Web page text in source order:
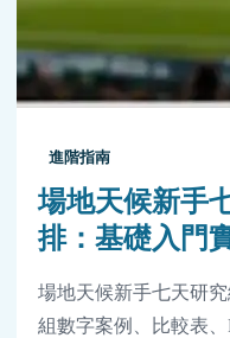
進階指南
場地天候新手
排：基礎入門
場地天候新手七天研
組數字案例、比較表